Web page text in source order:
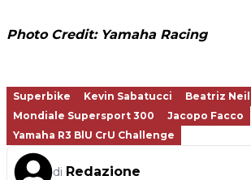
Photo Credit: Yamaha Racing
Superbike Kevin Sabatucci
Beatriz
Mondiale Supersport 300
Jacopo Facco
Yamaha R3 BlU CrU Challenge
di Redazione